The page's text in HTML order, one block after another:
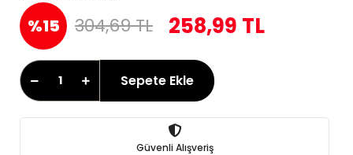
%15 304,69 TL 258,99 TL
Sepete Ekle
Güvenli Alışveriş